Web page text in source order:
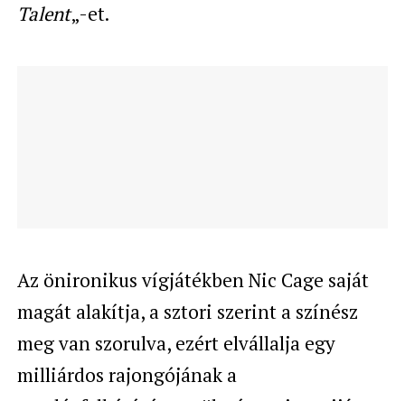
Talent„-et.
Az önironikus vígjátékben Nic Cage saját
magát alakítja, a sztori szerint a színész
meg van szorulva, ezért elvállalja egy
milliárdos rajongójának a